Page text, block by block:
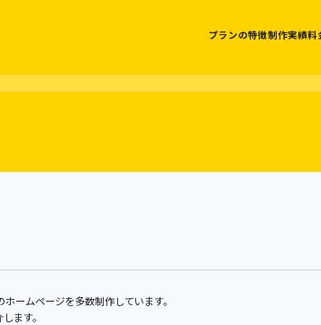
プランの特徴制作実績料
ームページを多数制作しています。
ます。